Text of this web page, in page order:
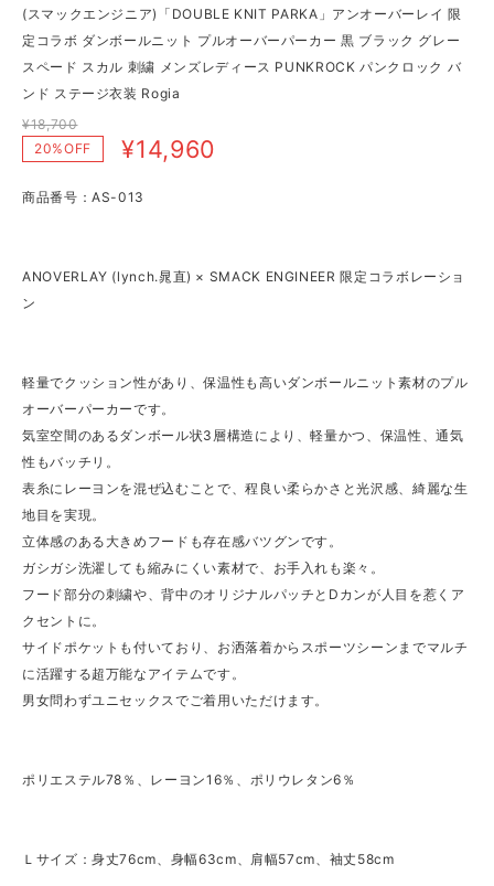
(スマックエンジニア)「DOUBLE KNIT PARKA」アンオーバーレイ 限
定コラボ ダンボールニット プルオーバーパーカー 黒 ブラック グレー
スペード スカル 刺繍 メンズレディース PUNKROCK パンクロック バ
ンド ステージ衣装 Rogia
¥18,700
20%OFF
¥14,960
商品番号：AS-013
ANOVERLAY (lynch.晁直) × SMACK ENGINEER 限定コラボレーショ
ン
軽量でクッション性があり、保温性も高いダンボールニット素材のプル
オーバーパーカーです。
気室空間のあるダンボール状3層構造により、軽量かつ、保温性、通気
性もバッチリ。
表糸にレーヨンを混ぜ込むことで、程良い柔らかさと光沢感、綺麗な生
地目を実現。
立体感のある大きめフードも存在感バツグンです。
ガシガシ洗濯しても縮みにくい素材で、お手入れも楽々。
フード部分の刺繍や、背中のオリジナルパッチとDカンが人目を惹くア
クセントに。
サイドポケットも付いており、お洒落着からスポーツシーンまでマルチ
に活躍する超万能なアイテムです。
男女問わずユニセックスでご着用いただけます。
ポリエステル78％、レーヨン16％、ポリウレタン6％
Ｌサイズ：身丈76cm、身幅63cm、肩幅57cm、袖丈58cm